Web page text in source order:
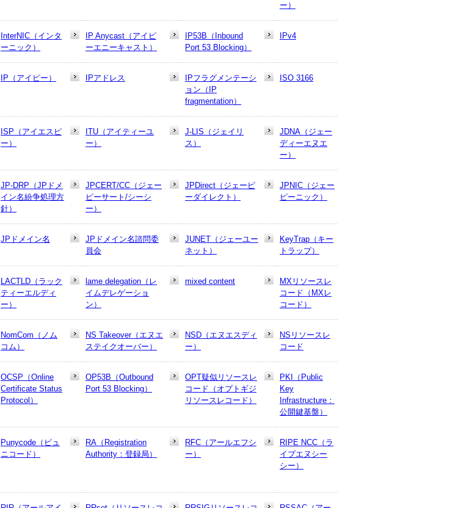
ー）
InterNIC（インタ
ーニック）
IP Anycast（アイピ
ーエニーキャスト）
IP53B（Inbound
Port 53 Blocking）
IPv4
IP（アイピー） IPアドレス
IPフラグメンテーシ
ョン（IP
fragmentation）
ISO 3166
ISP（アイエスピ
ー）
ITU（アイティーユ
ー）
J-LIS（ジェイリ
ス）
JDNA（ジェー
ディーエヌエ
ー）
JP-DRP（JPドメ
イン名紛争処理方
針）
JPCERT/CC（ジェー
ピーサート/シーシ
ー）
JPDirect（ジェーピ
ーダイレクト）
JPNIC（ジェー
ピーニック）
JPドメイン名
JPドメイン名諮問委
員会
JUNET（ジェーユー
ネット）
KeyTrap（キー
トラップ）
LACTLD（ラック
ティーエルディ
ー）
lame delegation（レ
イムデレゲーショ
ン）
mixed content
MXリソースレ
コード（MXレ
コード）
NomCom（ノム
コム）
NS Takeover（エヌエ
ステイクオーバー）
NSD（エヌエスディ
ー）
NSリソースレ
コード
OCSP（Online
Certificate Status
Protocol）
OP53B（Outbound
Port 53 Blocking）
OPT疑似リソースレ
コード（オプトギジ
リソースレコード）
PKI（Public
Key
Infrastructure：
公開鍵基盤）
Punycode（ピュ
ニコード）
RA（Registration
Authority：登録局）
RFC（アールエフシ
ー）
RIPE NCC（ラ
イプエヌシー
シー）